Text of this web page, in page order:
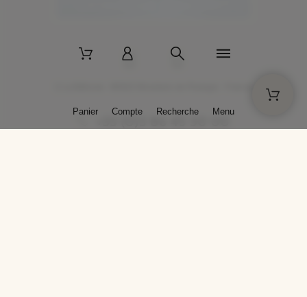
+33 (0)3 86 45 50 00
Panier Compte Recherche Menu